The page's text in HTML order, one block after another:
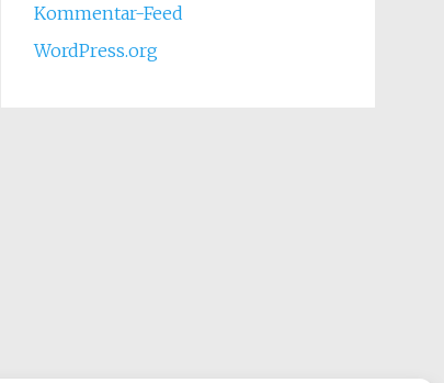
Kommentar-Feed
WordPress.org